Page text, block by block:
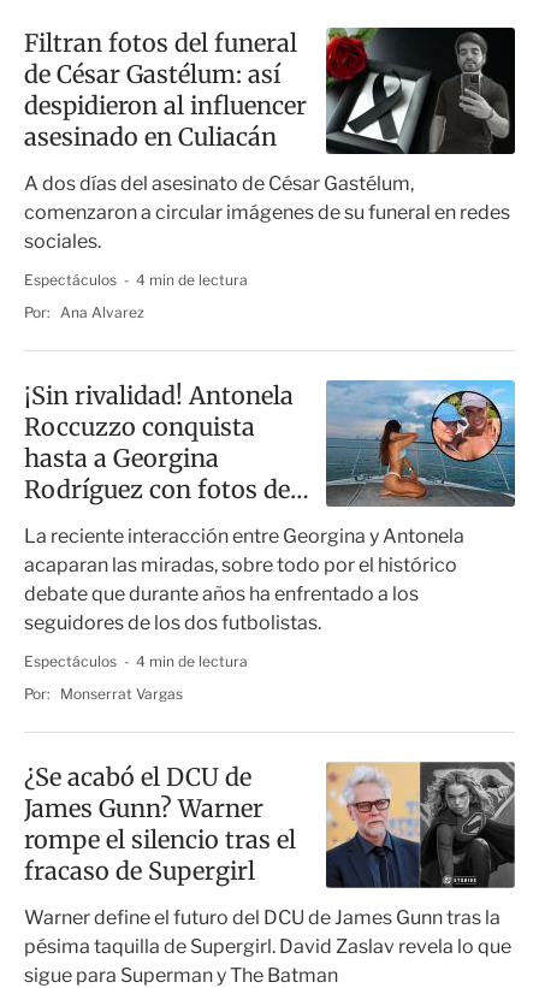
Filtran fotos del funeral
de César Gastélum: así
despidieron al influencer
asesinado en Culiacán
A dos días del asesinato de César Gastélum,
comenzaron a circular imágenes de su funeral en redes
sociales.
Espectáculos
4 min de lectura
Por:
Ana Alvarez
¡Sin rivalidad! Antonela
Roccuzzo conquista
hasta a Georgina
Rodríguez con fotos de
La reciente interacción entre Georgina y Antonela
acaparan las miradas, sobre todo por el histórico
debate que durante años ha enfrentado a los
seguidores de los dos futbolistas.
Espectáculos
4 min de lectura
Por:
Monserrat Vargas
¿Se acabó el DCU de
James Gunn? Warner
rompe el silencio tras el
fracaso de Supergirl
Warner define el futuro del DCU de James Gunn tras la
pésima taquilla de Supergirl. David Zaslav revela lo que
sigue para Superman y The Batman